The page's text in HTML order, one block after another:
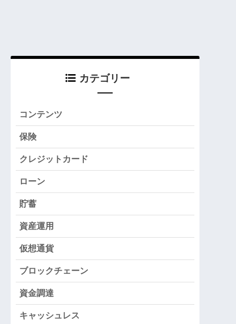
カテゴリー
コンテンツ
保険
クレジットカード
ローン
貯蓄
資産運用
仮想通貨
ブロックチェーン
資金調達
キャッシュレス